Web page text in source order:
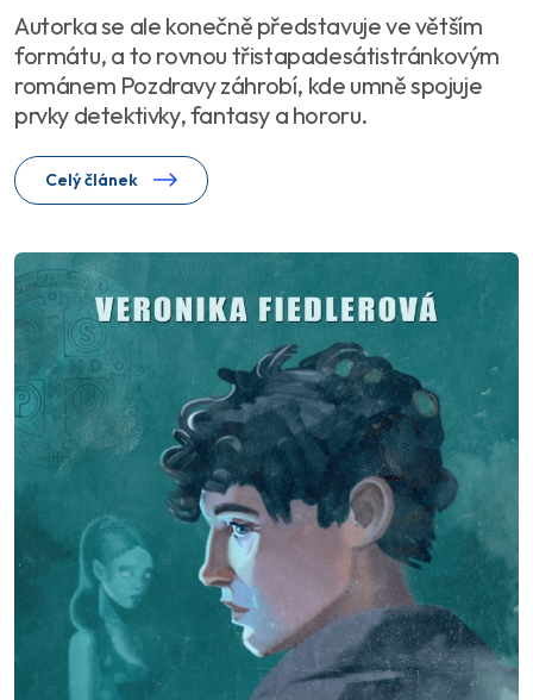
Autorka se ale konečně představuje ve větším
formátu, a to rovnou třistapadesátistránkovým
románem Pozdravy záhrobí, kde umně spojuje
prvky detektivky, fantasy a hororu.
Celý článek